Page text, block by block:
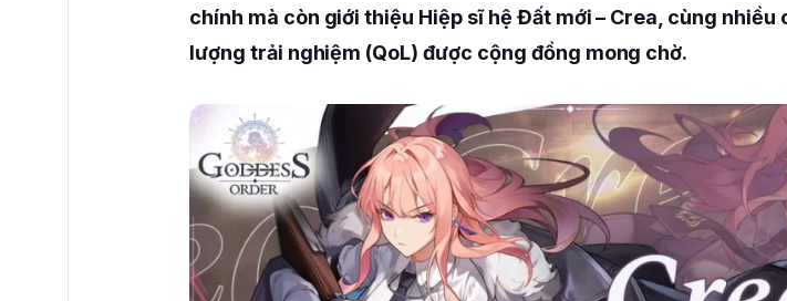
chính mà còn giới thiệu Hiệp sĩ hệ Đất mới – Crea, cùng nhiều
lượng trải nghiệm (QoL) được cộng đồng mong chờ.